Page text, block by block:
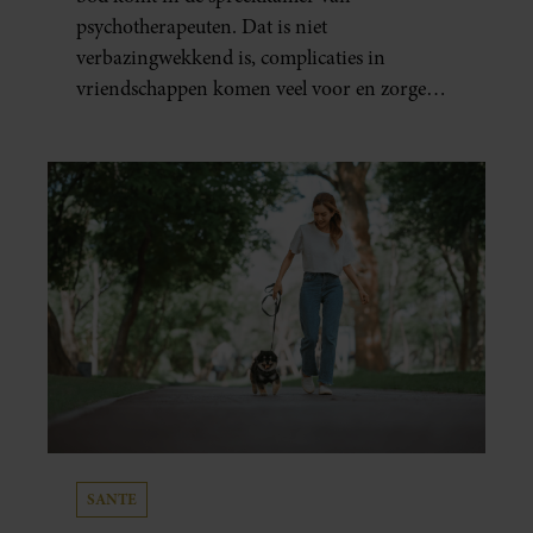
psychotherapeuten. Dat is niet
verbazingwekkend is, complicaties in
vriendschappen komen veel voor en zorgen
SANTE